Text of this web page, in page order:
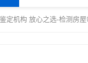
定机构 放心之选-检测房